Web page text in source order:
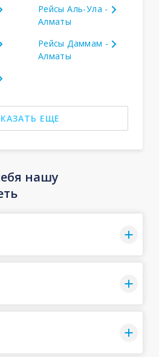
Рейсы Аль-Ула -
Алматы
Рейсы Даммам -
Алматы
ЕЩЕ
нашу